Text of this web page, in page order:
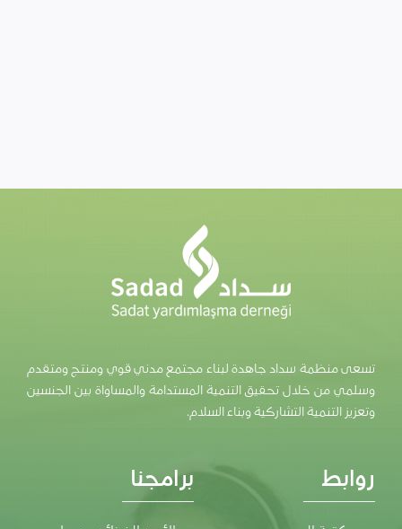
تسعى منظمة سداد جاهدة لبناء مجتمع مدني قوي ومنتج ومتقدم
وسلمي من خلال تحقيق التنمية المستدامة والمساواة بين الجنسين
وتعزيز التنمية التشاركية وبناء السلام.
روابط برامجنا